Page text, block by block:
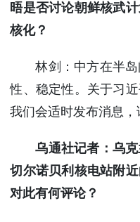
晤是否讨论朝鲜核武
核化？
林剑：中方在半
性、稳定性。关于习
我们会适时发布消息，
乌通社记者：乌
切尔诺贝利核电站附
对此有何评论？